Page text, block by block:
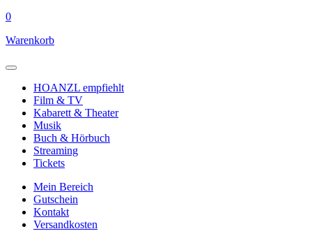
0
Warenkorb
HOANZL empfiehlt
Film & TV
Kabarett & Theater
Musik
Buch & Hörbuch
Streaming
Tickets
Mein Bereich
Gutschein
Kontakt
Versandkosten